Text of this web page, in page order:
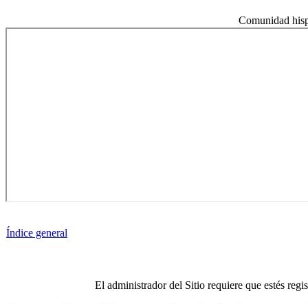
Comunidad
Índice general
El administrador del Sitio requiere que estés